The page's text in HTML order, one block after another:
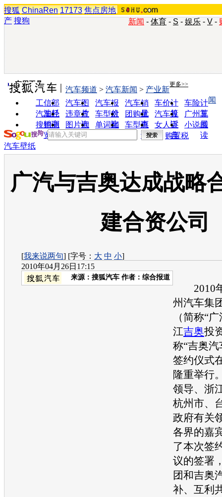
搜狐 ChinaRen 17173 焦点房地
产 搜狗 新闻 - 体育 - S - 娱乐 - V -
实用工具 更多>>
工信部
油耗
汽车图
片
汽车报
价
汽车销
量
车价计
算
车险计
算
汽车经
销商
违章查
询
车型对
比
团购优
惠
汽车投
诉
广州车
展
搜狗浏
览器
图片欣
赏
单词翻
车型查
询
女人宝
典
小说阅
读
汽车频道 > 汽车新闻 > 产业新
闻
购置税
汽车壁纸
广汽与吉奥达成战略
建合资公司
[我来说两句] [字号： 大 中 小]
2010年04月26日17:15
来源： 搜狐汽车 作者：综合报道
2010年
州汽车集
（简称“
江吉奥投
称“吉奥汽
签约仪式
隆重举行
领导、浙
杭州市、
政府有关
各界的嘉
了本次签
议的签署
团和吉奥
补、互利